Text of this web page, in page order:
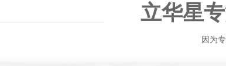
立华星
因为